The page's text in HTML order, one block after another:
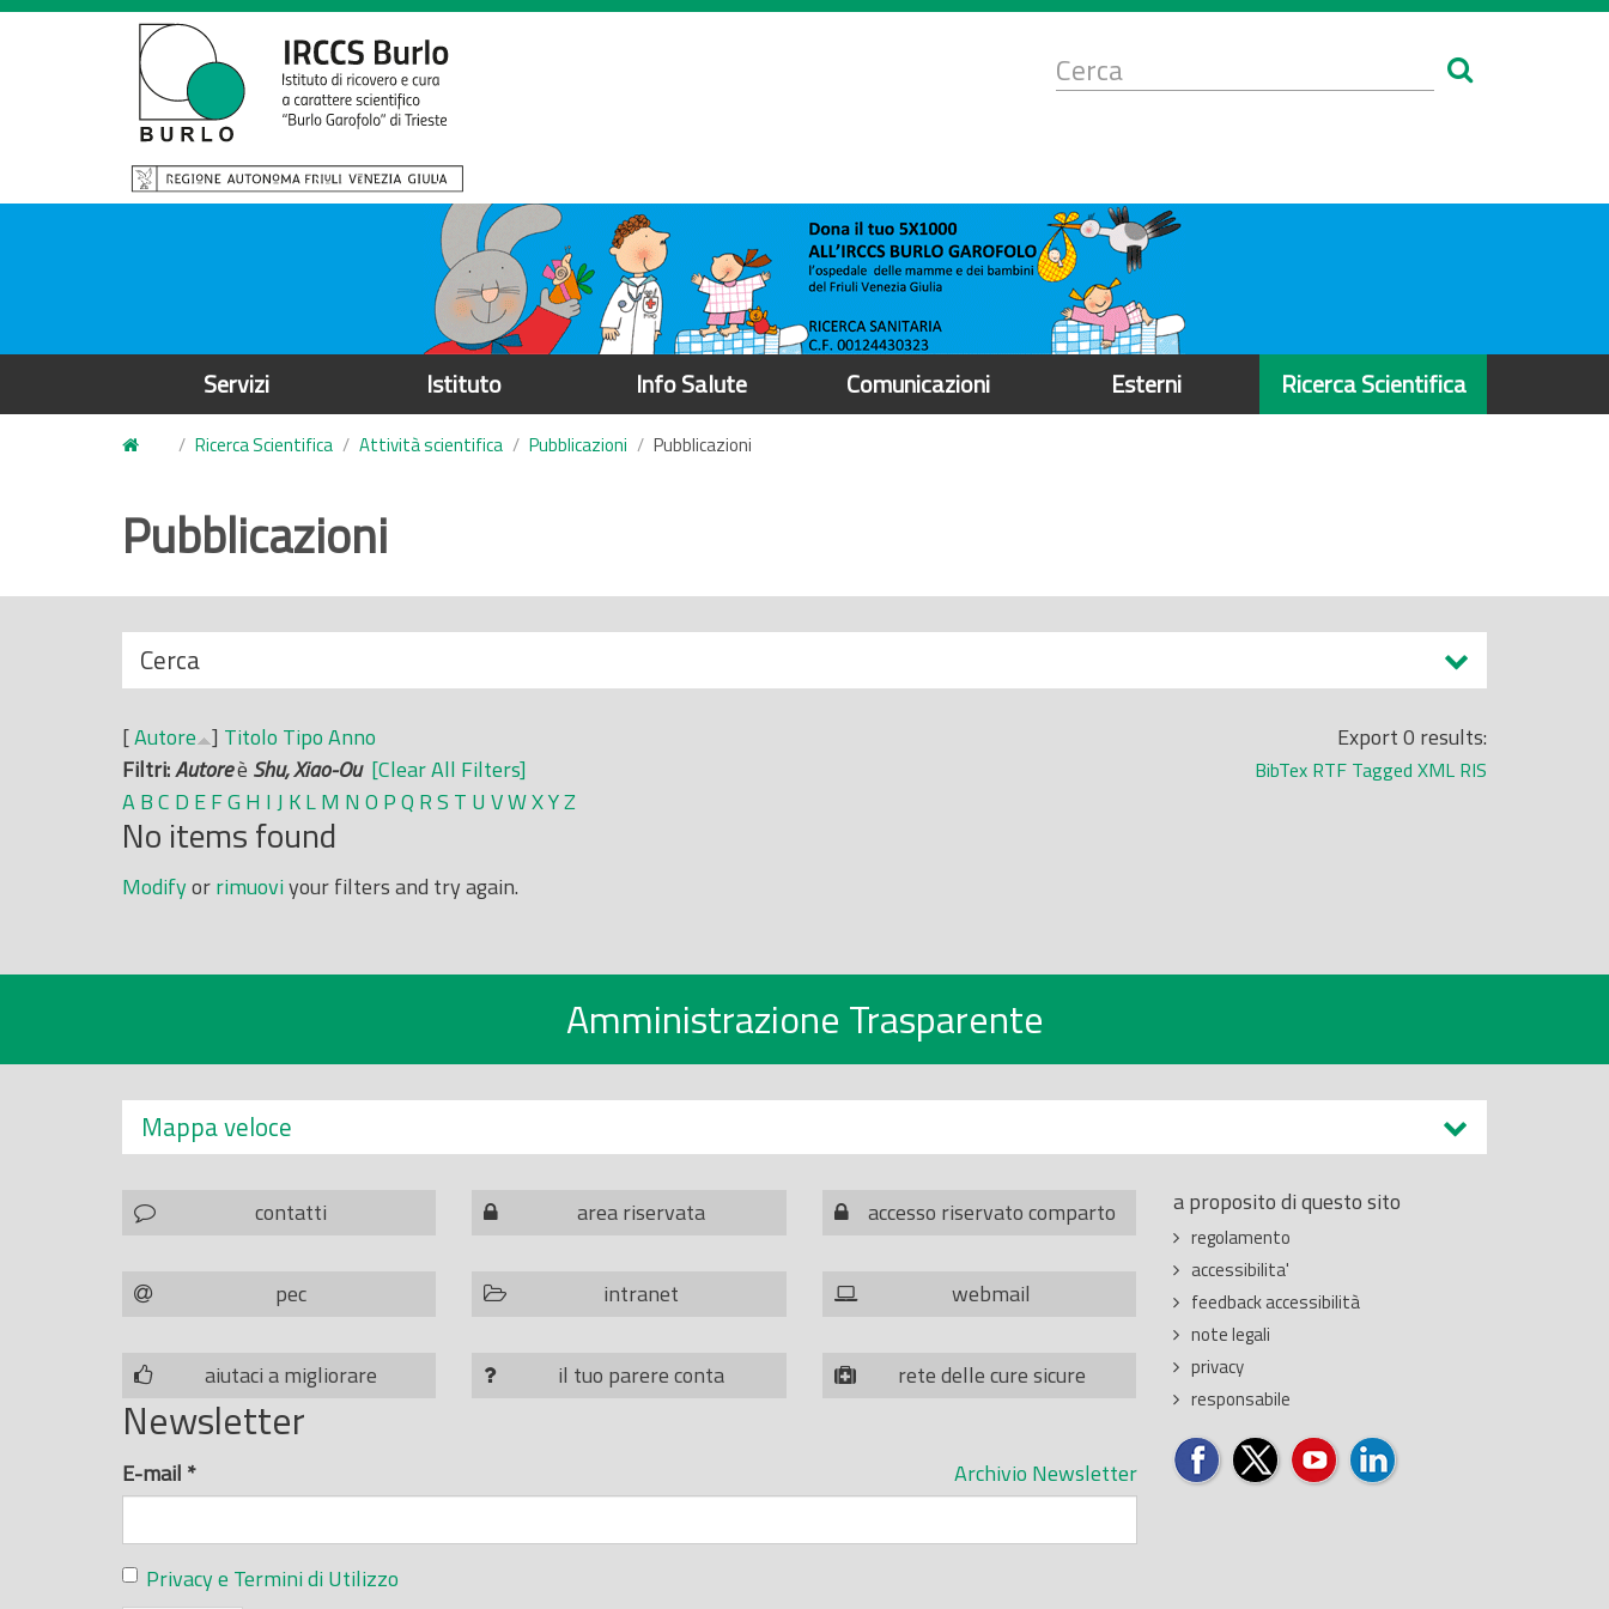
S
l
i
Form
di
Servizi Istituto Info Salute Comunicazioni Esterni Ricerca Scientifica
Ricerca Scientifica Attività scientifica Pubblicazioni Pubblicazioni
Pubblicazioni
N
a
s
c
o
n
d
i
Cerca
Export 0 results:
BibTex RTF Tagged XML RIS
[Autore ] Titolo TipoAnno
Filtri:Autoreè Shu, Xiao-Ou [Clear All Filters]
ABC D EFG H IJ KLM N O PQ RS T U VWXYZ
No items found
Modifyorrimuoviyour filters and try again.
Amministrazione Trasparente
Mappa veloce
contatti area riservata accesso riservato comparto
pec intranet webmail
aiutaci a migliorare il tuo parere conta rete delle cure sicure
a proposito di questo sito
regolamento
accessibilita'
feedback accessibilità
note legali
privacy
responsabile
Newsletter
Archivio Newsletter
E-mail *
Privacy e Termini di Utilizzo